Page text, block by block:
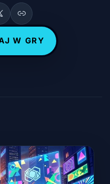
W GRY